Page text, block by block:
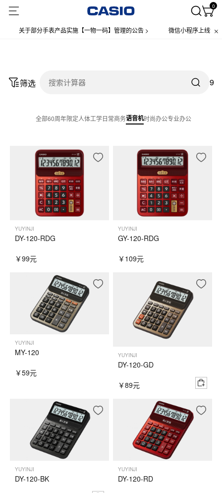
0
关于部分手表产品实施【一物一码】管理的公告 > 微信小程序上线售后
筛选 9
全部60周年限定人体工学日常商务语音机时尚办公专业办公
YUYINJI
DY-120-RDG
￥99元
YUYINJI
GY-120-RDG
￥109元
YUYINJI
MY-120
￥59元
YUYINJI
DY-120-GD
￥89元
YUYINJI
DY-120-BK
YUYINJI
DY-120-RD